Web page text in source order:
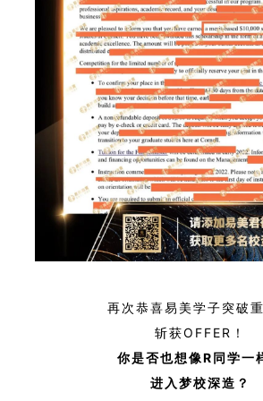
再次恭喜易美学子突破重
斩获OFFER！
你是否也想像R同学一
进入梦校深造？